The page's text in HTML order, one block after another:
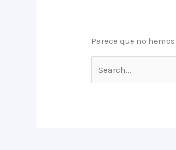
Parece que no
por: